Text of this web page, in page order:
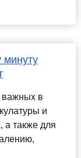
минуту
важных в
и
а также для